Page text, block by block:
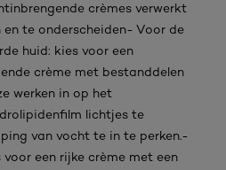
crèmes verwerkt
en te onderscheiden- Voor de
huid: kies voor een
crème met bestanddelen
werken in op het
lichtjes te
van vocht te in te perken.-
een rijke crème met een